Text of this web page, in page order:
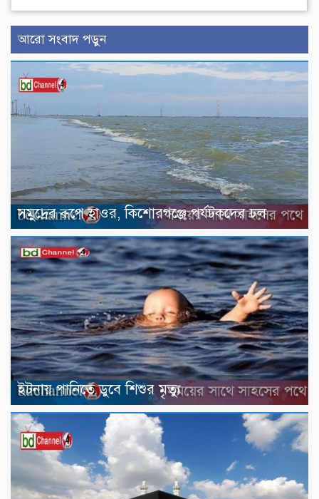
আরো সংবাদ পড়ুন
সমুদ্রের রূপে হাওর, কিশোরগঞ্জে পর্যটকদের ঢল
ইটনায় পানিতে ডুবে শিশুর মৃত্যু